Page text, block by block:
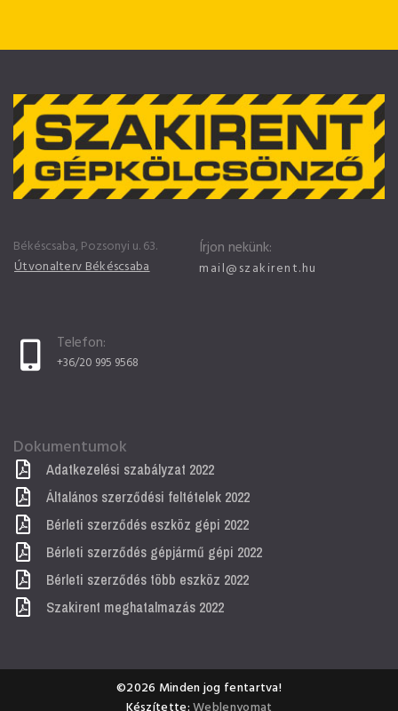
Békéscsaba, Pozsonyi u. 63.
Útvonalterv Békéscsaba
Írjon nekünk:
mail@szakirent.hu
Telefon:
+36/20 995 9568
Dokumentumok
Adatkezelési szabályzat 2022
Általános szerződési feltételek 2022
Bérleti szerződés eszköz gépi 2022
Bérleti szerződés gépjármű gépi 2022
Bérleti szerződés több eszköz 2022
Szakirent meghatalmazás 2022
©2026 Minden jog fentartva!
Készítette:Weblenyomat